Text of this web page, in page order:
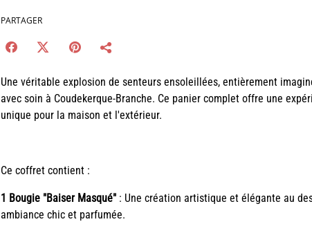
PARTAGER
Une véritable explosion de senteurs ensoleillées, entièrement
avec soin à Coudekerque-Branche. Ce panier complet offre une
unique pour la maison et l'extérieur.
Ce coffret contient :
1 Bougie "Baiser Masqué" : Une création artistique et élégante au
ambiance chic et parfumée.